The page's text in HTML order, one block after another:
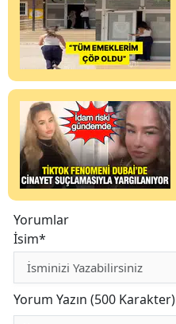
Yorumlar
İsim*
Yorum Yazın (500 Karakter)